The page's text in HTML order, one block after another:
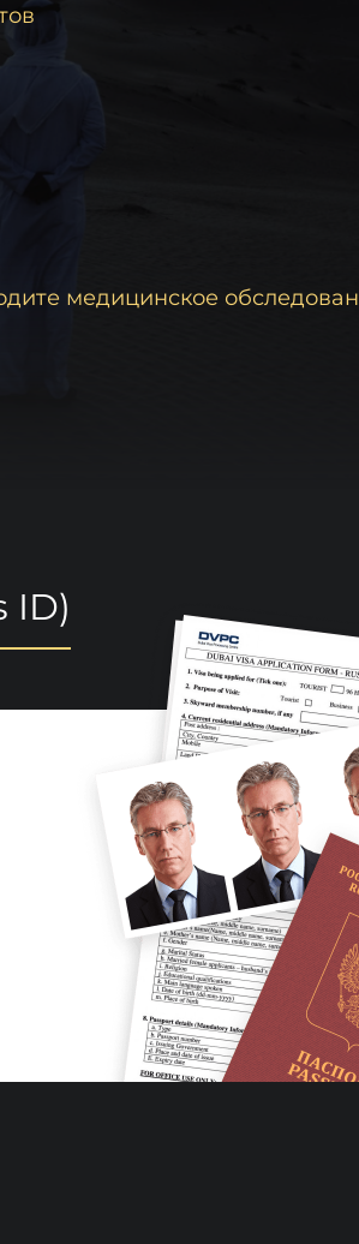
медицинское
ID)